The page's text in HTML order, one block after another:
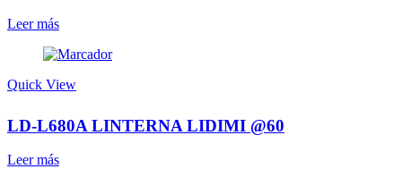
Leer más
Quick View
LD-L680A LINTERNA LIDIMI @60
Leer más